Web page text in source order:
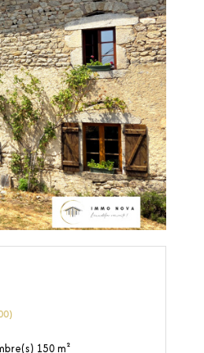
Maison 6 pièce(s) 4 chambre(s) 150 m²